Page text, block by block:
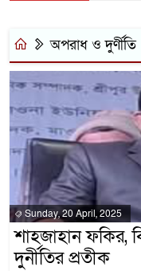
অপরাধ ও দুর্ণীতি
Sunday, 20 April, 2025
শাহজাহান ফকির,
দুর্নীতির প্রতীক